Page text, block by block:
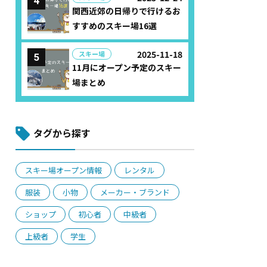
関西近郊の日帰りで行けるお
すすめのスキー場16選
スキー場
2025-11-18
11月にオープン予定のスキー
場まとめ
タグから探す
スキー場オープン情報
レンタル
服装
小物
メーカー・ブランド
ショップ
初心者
中級者
上級者
学生